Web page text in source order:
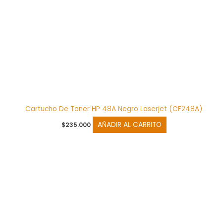
Cartucho De Toner HP 48A Negro Laserjet (CF248A)
$235.000 AÑADIR AL CARRITO